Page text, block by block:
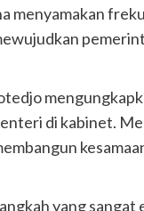
menyamakan
di kabinet.
yang